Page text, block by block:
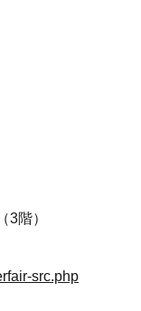
階）
src.php